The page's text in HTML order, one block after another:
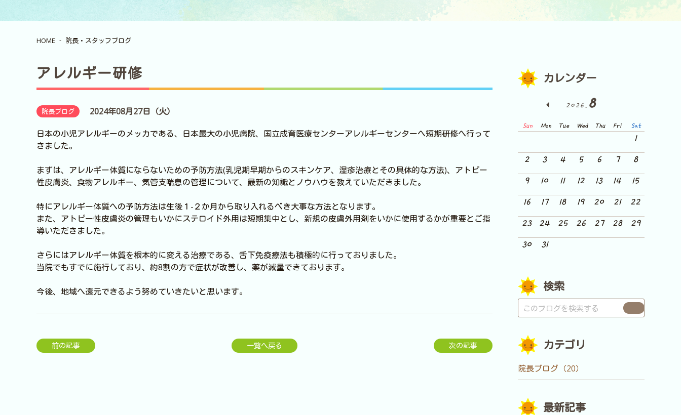
HOME 院長・スタッフブログ
アレルギー研修
院長ブログ
2024年08月27日（火）
日本の小児アレルギーのメッカである、日本最大の小児病院、国立成育医療センターアレルギーセンターへ短期研修へ行って
きました。
まずは、アレルギー体質にならないための予防方法(乳児期早期からのスキンケア、湿疹治療とその具体的な方法)、アトピー
性皮膚炎、食物アレルギー、気管支喘息の管理について、最新の知識とノウハウを教えていただきました。
特にアレルギー体質への予防方法は生後１-２か月から取り入れるべき大事な方法となります。
また、アトピー性皮膚炎の管理もいかにステロイド外用は短期集中とし、新規の皮膚外用剤をいかに使用するかが重要とご指
導いただきました。
さらにはアレルギー体質を根本的に変える治療である、舌下免疫療法も積極的に行っておりました。
当院でもすでに施行しており、約8割の方で症状が改善し、薬が減量できております。
今後、地域へ還元できるよう努めていきたいと思います。
前の記事 一覧へ戻る 次の記事
カレンダー
2026. 8
Sun Mon Tue Wed Thu Fri Sat
1
2
3 4 5 6 7
8
9
10 11 12 13 14
15
16
17 18 19 20 21
22
23
24 25 26 27 28
29
30
31
検索
カテゴリ
院長ブログ（20）
最新記事